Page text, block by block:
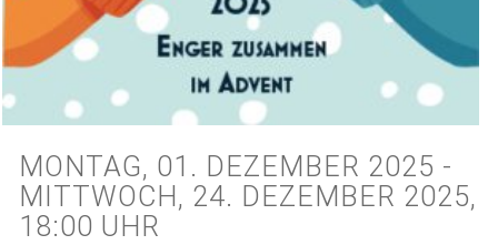
MONTAG, 01. DEZEMBER 2025 -
MITTWOCH, 24. DEZEMBER 2025,
18:00 UHR